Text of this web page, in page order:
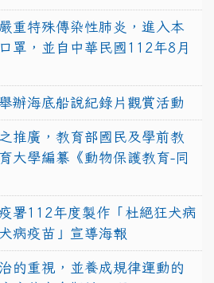
重特殊傳染性肺炎，進入本
罩，並自中華民國112年8月
辦海底船說紀錄片觀賞活動
推廣，教育部國民及學前教
大學編纂《動物保護教育-同
署112年度製作「杜絕狂犬病
病疫苗」宣導海報
的重視，並養成規律運動的